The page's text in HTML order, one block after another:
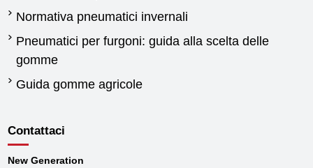
Normativa pneumatici invernali
Pneumatici per furgoni: guida alla scelta delle
gomme
Guida gomme agricole
Contattaci
New Generation